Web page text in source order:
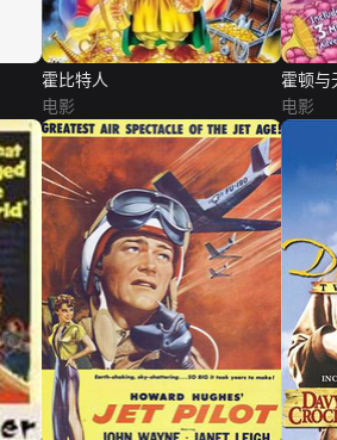
霍比特人
电影
霍顿与
电影